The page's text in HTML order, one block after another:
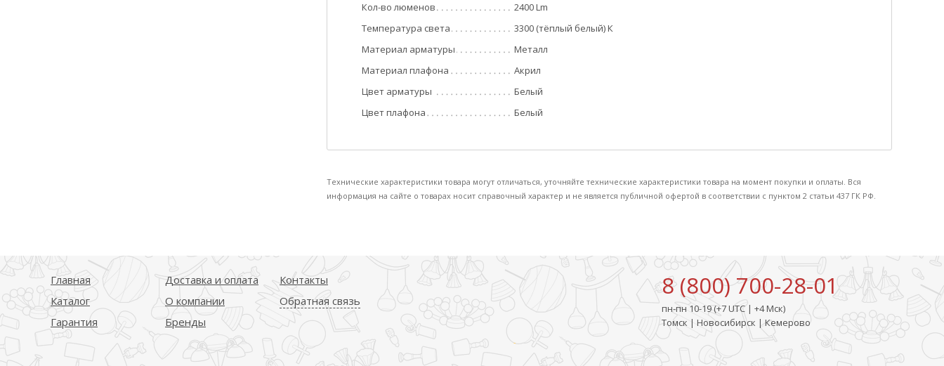
Кол-во люменов
2400 Lm
Температура света
3300 (тёплый белый) К
Материал арматуры
Металл
Материал плафона
Акрил
Цвет арматуры
Белый
Цвет плафона
Белый
Технические характеристики товара могут отличаться, уточняйте технические характеристики товара на момент покупки и оплаты. Вся
информация на сайте о товарах носит справочный характер и не является публичной офертой в соответствии с пунктом 2 статьи 437 ГК РФ.
Главная
Каталог
Гарантия
Доставка и оплата
О компании
Бренды
Контакты
Обратная связь
8 (800) 700-28-01
пн-пн 10-19 (+7 UTC | +4 Мск)
Томск | Новосибирск | Кемерово